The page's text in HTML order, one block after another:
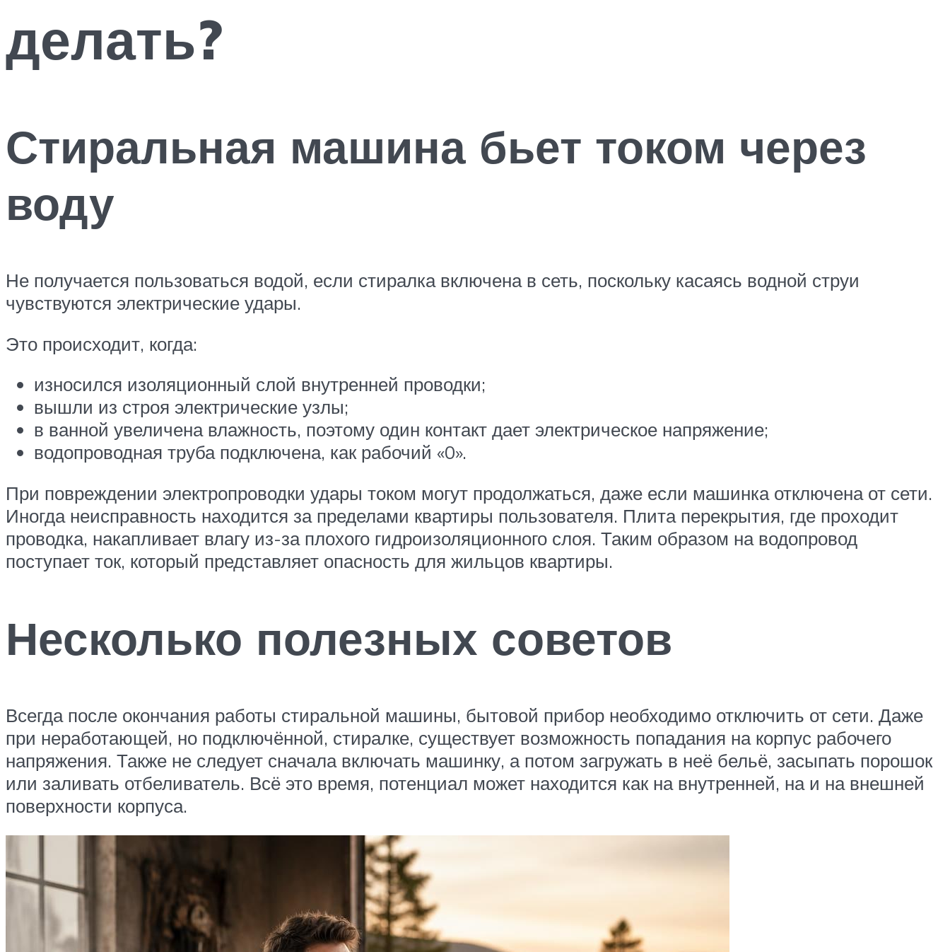
делать?
Стиральная машина бьет током через
воду
Не получается пользоваться водой, если стиралка включена в сеть, поскольку касаясь водной струи
чувствуются электрические удары.
Это происходит, когда:
износился изоляционный слой внутренней проводки;
вышли из строя электрические узлы;
в ванной увеличена влажность, поэтому один контакт дает электрическое напряжение;
водопроводная труба подключена, как рабочий «0».
При повреждении электропроводки удары током могут продолжаться, даже если машинка отключена от сети.
Иногда неисправность находится за пределами квартиры пользователя. Плита перекрытия, где проходит
проводка, накапливает влагу из-за плохого гидроизоляционного слоя. Таким образом на водопровод
поступает ток, который представляет опасность для жильцов квартиры.
Несколько полезных советов
Всегда после окончания работы стиральной машины, бытовой прибор необходимо отключить от сети. Даже
при неработающей, но подключённой, стиралке, существует возможность попадания на корпус рабочего
напряжения. Также не следует сначала включать машинку, а потом загружать в неё бельё, засыпать порошок
или заливать отбеливатель. Всё это время, потенциал может находится как на внутренней, на и на внешней
поверхности корпуса.